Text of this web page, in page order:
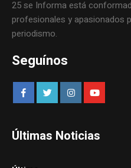
25 se Informa está
profesionales y apasionados
periodismo.
Seguínos
Últimas Noticias